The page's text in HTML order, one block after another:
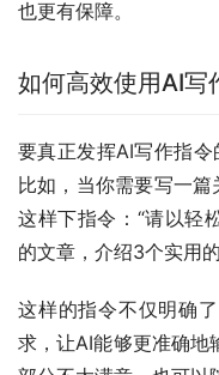
也更有保障。
如何高效使用AI写
要真正发挥AI写作指令
比如，当你需要写一篇
这样下指令：“请以轻
的文章，介绍3个实用
这样的指令不仅明确
求，让AI能够更准确地